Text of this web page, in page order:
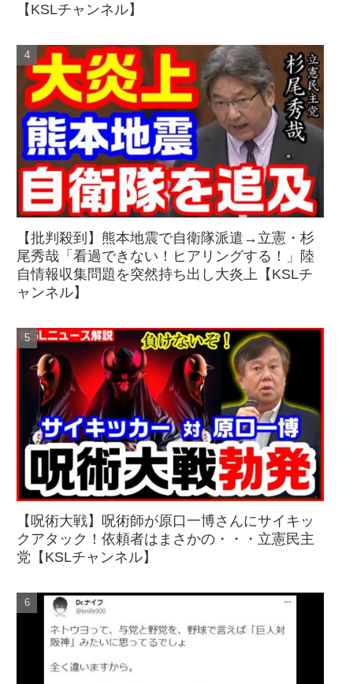
【KSLチャンネル】
【批判殺到】熊本地震で自衛隊派遣→立憲・杉
尾秀哉「看過できない！ヒアリングする！」陸
自情報収集問題を突然持ち出し大炎上【KSLチ
ャンネル】
【呪術大戦】呪術師が原口一博さんにサイキッ
クアタック！依頼者はまさかの・・・立憲民主
党【KSLチャンネル】